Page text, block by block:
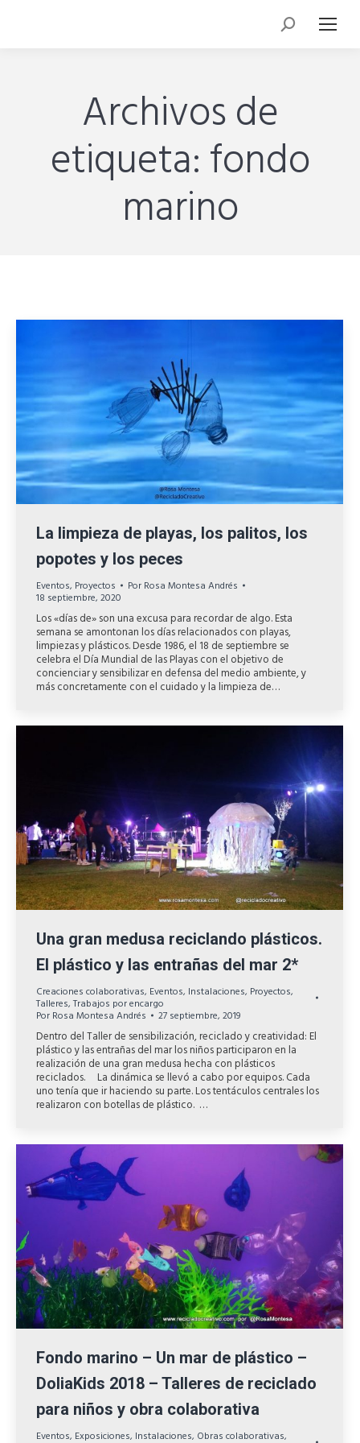
Archivos de
etiqueta:fondo
marino
La limpieza de playas, los palitos, los
popotes y los peces
Eventos, Proyectos Por Rosa Montesa Andrés
18 septiembre, 2020
Los «días de» son una excusa para recordar de algo. Esta
semana se amontonan los días relacionados con playas,
limpiezas y plásticos. Desde 1986, el 18 de septiembre se
celebra el Día Mundial de las Playas con el objetivo de
concienciar y sensibilizar en defensa del medio ambiente, y
más concretamente con el cuidado y la limpieza de…
Una gran medusa reciclando plásticos.
El plástico y las entrañas del mar 2*
Creaciones colaborativas, Eventos, Instalaciones, Proyectos,
Talleres,Trabajos por encargo
Por Rosa Montesa Andrés 27 septiembre, 2019
Dentro del Taller de sensibilización, reciclado y creatividad: El
plástico y las entrañas del mar los niños participaron en la
realización de una gran medusa hecha con plásticos
reciclados. La dinámica se llevó a cabo por equipos. Cada
uno tenía que ir haciendo su parte. Los tentáculos centrales los
realizaron con botellas de plástico. …
Fondo marino – Un mar de plástico –
DoliaKids 2018 – Talleres de reciclado
para niños y obra colaborativa
Eventos, Exposiciones, Instalaciones, Obras colaborativas,